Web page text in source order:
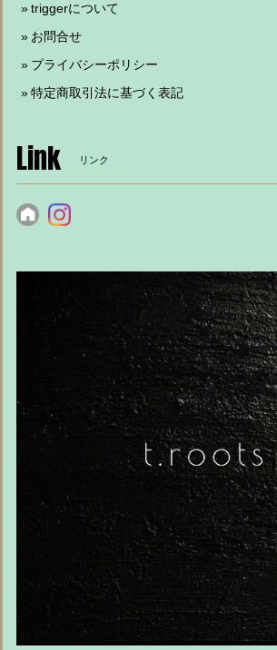
triggerについて
お問合せ
プライバシーポリシー
特定商取引法に基づく表記
Link リンク